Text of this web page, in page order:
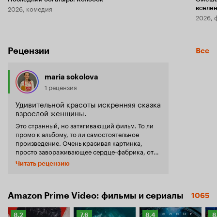
2026, комедия
2026,
Рецензии Все
maria sokolova
1 рецензия
Удивительной красоты искренняя сказка
взрослой женщины.
Это странный, но затягивающий фильм. То ли
промо к альбому, то ли самостоятельное
произведение. Очень красивая картинка,
просто завораживающее сердце-фабрика, от
которого пойдет весь сюжет. Очень искренние
и честные песни, они же сюжеты фильма,
абъюзивные отношения (невероятный танец
связанных людей, связанных в буквальном
смысле не только отношениями, но реальной
Читать рецензию
Amazon Prime Video: фильмы и сериалы 1065
Рейтинг
8.2
Рейтинг
7.6
Рейтинг
8.4